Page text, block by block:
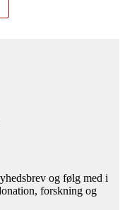
og følg med i
forskning og